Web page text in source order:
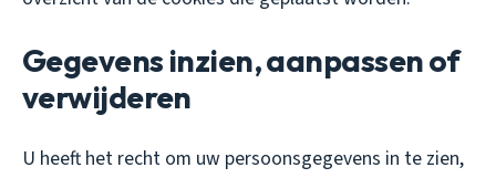
Gegevens inzien, aanpassen of
verwijderen
U heeft het recht om uw persoonsgegevens in te zien,